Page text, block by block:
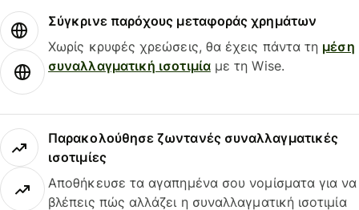
Σύγκρινε παρόχους μεταφοράς χρημάτων
Χωρίς κρυφές χρεώσεις, θα έχεις πάντα τη μέση
συναλλαγματική ισοτιμίαμε τη Wise.
Παρακολούθησε ζωντανές συναλλαγματικές
ισοτιμίες
Αποθήκευσε τα αγαπημένα σου νομίσματα για να
βλέπεις πώς αλλάζει η συναλλαγματική ισοτιμία